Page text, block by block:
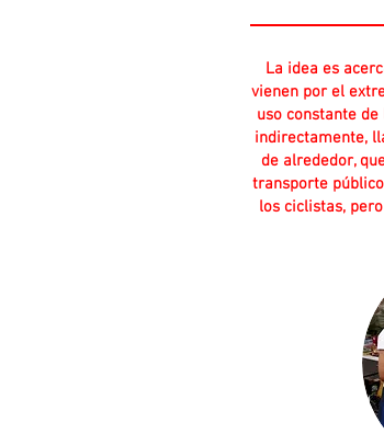
La idea es
vienen por el
uso constante
indirectamente,
de alrededor,
transporte
los ciclistas,